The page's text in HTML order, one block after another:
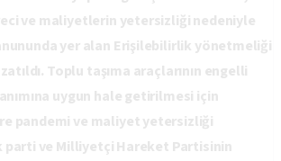
ve maliyetlerin yetersizliği nedeniyle
yer alan Erişilebilirlik yönetmeliği
Toplu taşıma araçlarının engelli
uygun hale getirilmesi için
pandemi ve maliyet yetersizliği
parti ve Milliyetçi Hareket Partisinin